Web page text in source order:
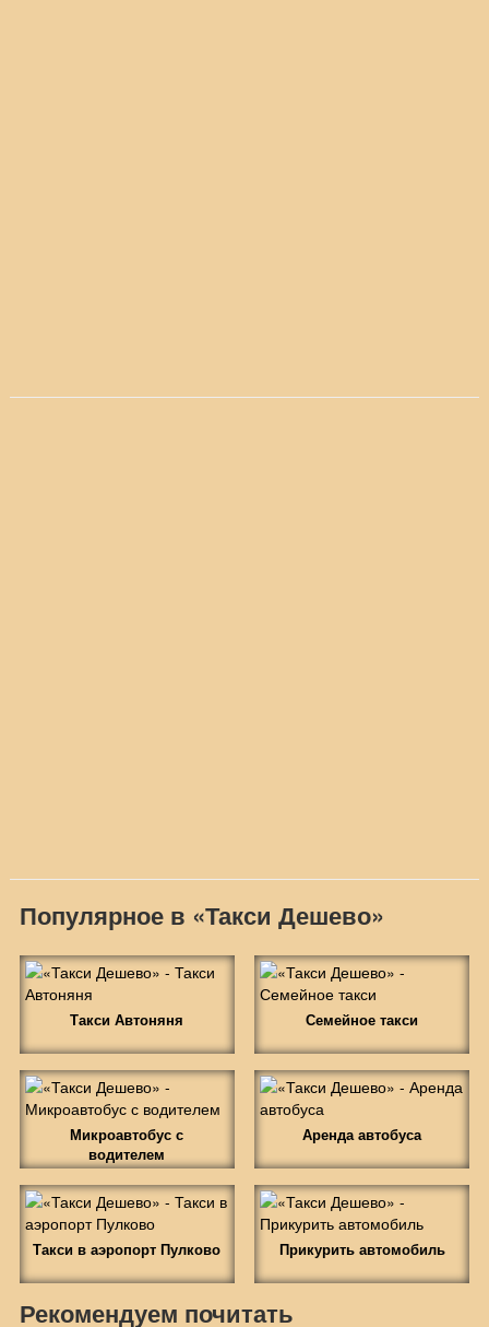
Популярное в «Такси Дешево»
Такси Автоняня Семейное такси
Микроавтобус с
водителем
Аренда автобуса
Такси в аэропорт Пулково Прикурить автомобиль
Рекомендуем почитать